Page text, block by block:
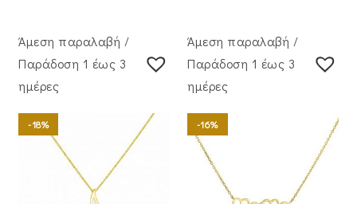
Άμεση παραλαβή /
Παράδoση 1 έως 3
ημέρες
-18%
Άμεση παραλαβή /
Παράδoση 1 έως 3
ημέρες
-16%